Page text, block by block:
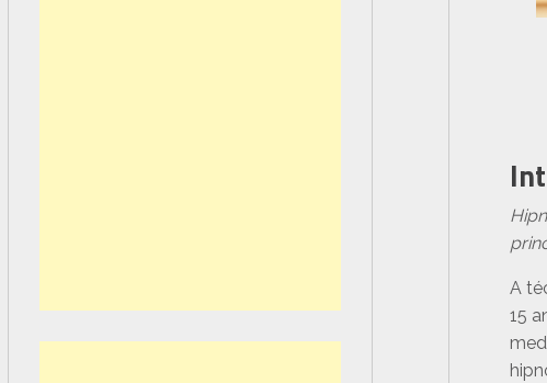
A
15